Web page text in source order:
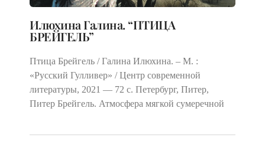
Илюхина Галина. “ПТИЦА
БРЕЙГЕЛЬ”
Птица Брейгель / Галина Илюхина. – М. :
«Русский Гулливер» / Центр современной
литературы, 2021 — 72 с. Петербург, Питер,
Питер Брейгель. Атмосфера мягкой сумеречной